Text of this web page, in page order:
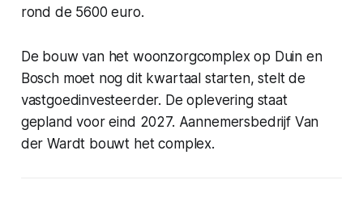
rond de 5600 euro.
De bouw van het woonzorgcomplex op Duin en
Bosch moet nog dit kwartaal starten, stelt de
vastgoedinvesteerder. De oplevering staat
gepland voor eind 2027. Aannemersbedrijf Van
der Wardt bouwt het complex.